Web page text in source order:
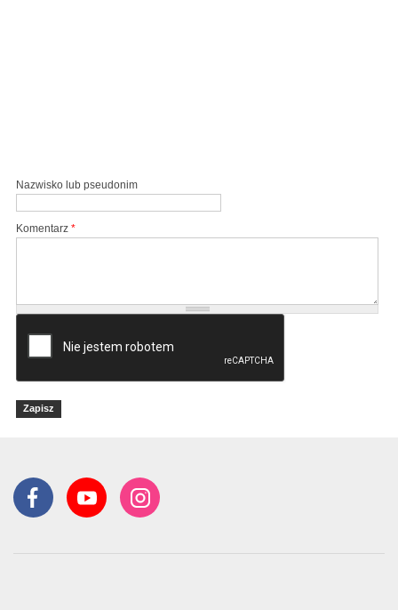
Nazwisko lub pseudonim
Komentarz *